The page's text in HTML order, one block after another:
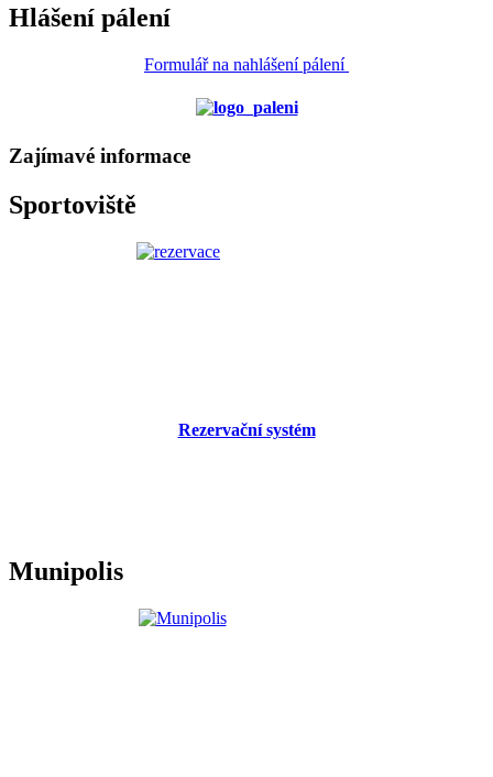
Hlášení pálení
Formulář na nahlášení pálení
Zajímavé informace
Sportoviště
Rezervační systém
Munipolis